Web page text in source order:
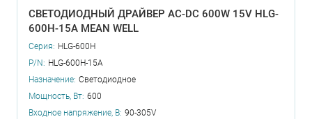
СВЕТОДИОДНЫЙ ДРАЙВЕР AC-DC 600W 15V HLG-
600H-15A MEAN WELL
Серия: HLG-600H
P/N: HLG-600H-15A
Назначение: Светодиодное
Мощность, Вт: 600
Входное напряжение, В: 90-305V